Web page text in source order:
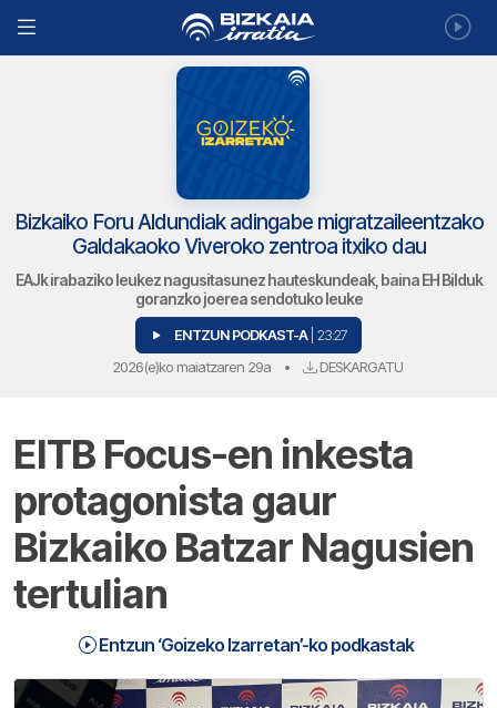
Bizkaiko Foru Aldundiak adingabe migratzaileentzako
Galdakaoko Viveroko zentroa itxiko dau
EAJk irabaziko leukez nagusitasunez hauteskundeak, baina EH Bilduk
goranzko joerea sendotuko leuke
ENTZUN PODKAST-A | 23:27
2026(e)ko maiatzaren 29a • DESKARGATU
EITB Focus-en inkesta
protagonista gaur
Bizkaiko Batzar Nagusien
tertulian
Entzun ‘Goizeko Izarretan’-ko podkastak